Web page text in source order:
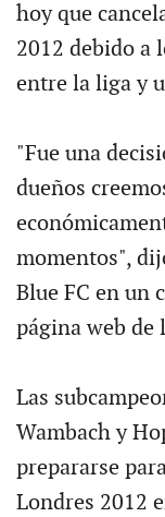
hoy que
2012 debido a
entre la liga y
"Fue una
dueños
momentos",
Blue FC en un
página web de
Las
Wambach y
prepararse
Londres 2012